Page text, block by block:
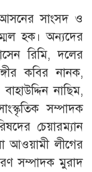
সাংসদ ও
হক। অন্যদের
রিমি, দলের
কবির নানক,
নাছিম,
সম্পাদক
চেয়ারম্যান
আওয়ামী লীগের
সম্পাদক মুরাদ